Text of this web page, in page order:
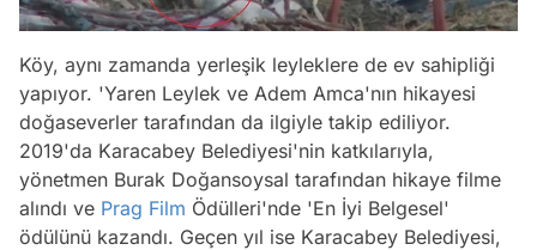
Köy, aynı zamanda yerleşik leyleklere de ev sahipliği
yapıyor. 'Yaren Leylek ve Adem Amca'nın hikayesi
doğaseverler tarafından da ilgiyle takip ediliyor.
2019'da Karacabey Belediyesi'nin katkılarıyla,
yönetmen Burak Doğansoysal tarafından hikaye filme
alındı ve Prag Film Ödülleri'nde 'En İyi Belgesel'
ödülünü kazandı. Geçen yıl ise Karacabey Belediyesi,